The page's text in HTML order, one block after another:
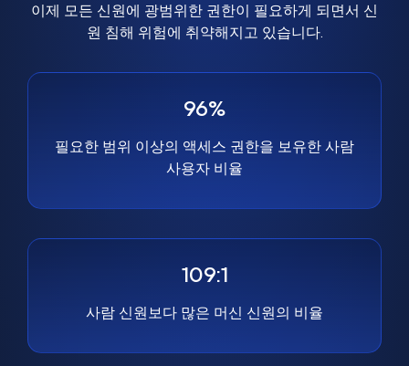
이제 모든 신원에 광범위한 권한이 필요하게 되면서 신
원 침해 위험에 취약해지고 있습니다.
96%
필요한 범위 이상의 액세스 권한을 보유한 사람
사용자 비율
109:1
사람 신원보다 많은 머신 신원의 비율